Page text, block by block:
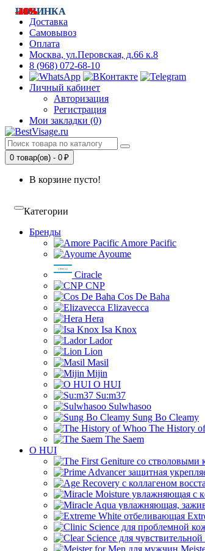
Доставка
Самовывоз
Оплата
Москва, ул.Перовская, д.66 к.8
8 (968) 072-68-10
Личный кабинет
Авторизация
Регистрация
Мои закладки (0)
0 товар(ов) - 0 ₽
В корзине пусто!
Категории
Бренды
Amore Pacific
Ayoume
Ciracle
CNP
Cos De Baha
Elizavecca
Hera
Isa Knox
Lador
Lion
Masil
Mijin
O HUI
Su:m37
Sulwhasoo
Sung Bo Cleamy
The History
The Saem
O HUI
-5%
-34%
-20%
-20%
-24%
НОВИНКА
-40%
НОВИНКА
-40%
-40%
-11%